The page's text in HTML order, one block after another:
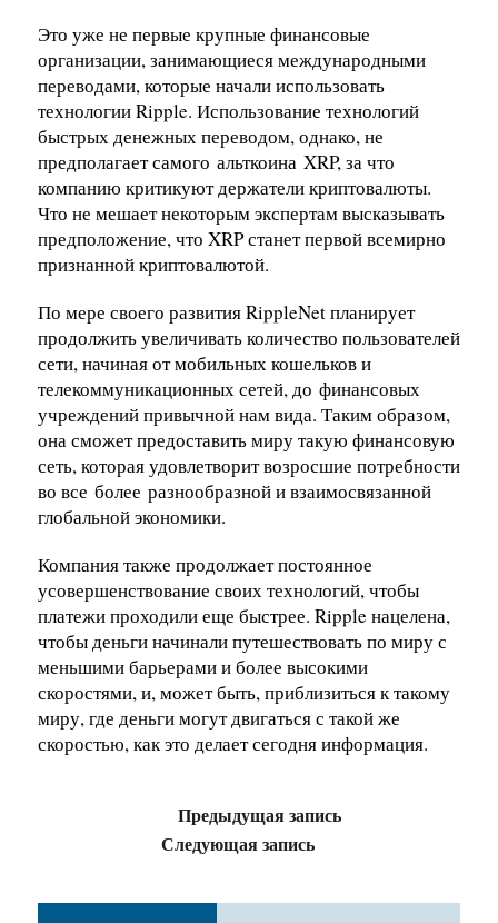
Это уже не первые крупные финансовые
организации, занимающиеся международными
переводами, которые начали использовать
технологии Ripple. Использование технологий
быстрых денежных переводом, однако, не
предполагает самого альткоинаXRP, за что
компанию критикуют держатели криптовалюты.
Что не мешает некоторым экспертам высказывать
предположение, что XRP станет первой всемирно
признанной криптовалютой.
По мере своего развития RippleNet планирует
продолжить увеличивать количество пользователей
сети, начиная от мобильных кошельков и
телекоммуникационных сетей, до финансовых
учреждений привычной нам вида. Таким образом,
она сможет предоставить миру такую финансовую
сеть, которая удовлетворит возросшие потребности
во все более разнообразной и взаимосвязанной
глобальной экономики.
Компания также продолжает постоянное
усовершенствование своих технологий, чтобы
платежи проходили еще быстрее. Ripple нацелена,
чтобы деньги начинали путешествовать по миру с
меньшими барьерами и более высокими
скоростями, и, может быть, приблизиться к такому
миру, где деньги могут двигаться с такой же
скоростью, как это делает сегодня информация.
Предыдущая запись
Следующая запись